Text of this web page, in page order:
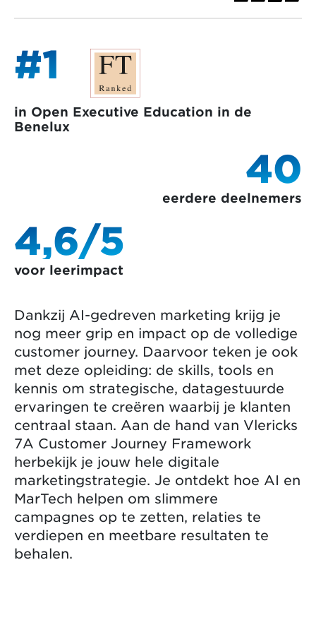
#1
in Open Executive Education in de
Benelux
40
eerdere deelnemers
4,6/5
voor leerimpact
Dankzij AI-gedreven marketing krijg je
nog meer grip en impact op de volledige
customer journey. Daarvoor teken je ook
met deze opleiding: de skills, tools en
kennis om strategische, datagestuurde
ervaringen te creëren waarbij je klanten
centraal staan. Aan de hand van Vlericks
7A Customer Journey Framework
herbekijk je jouw hele digitale
marketingstrategie. Je ontdekt hoe AI en
MarTech helpen om slimmere
campagnes op te zetten, relaties te
verdiepen en meetbare resultaten te
behalen.